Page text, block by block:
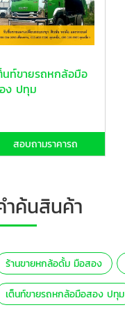
นท์ขายรถหกล้อมือ
ง ปทุม
สอบถามราคารถ
ำค้นสินค้า
ร้านขายหกล้อดั้ม มือสอง
เต็นท์ขายรถหกล้อมือสอง ปทุม